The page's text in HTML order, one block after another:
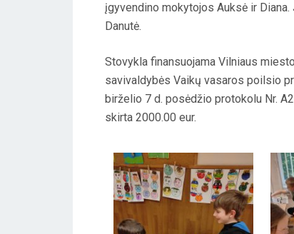
įgyvendino mokytojos Auksė ir
Danutė.
Stovykla finansuojama Vilniaus
savivaldybės Vaikų vasaros poilsio
birželio 7 d. posėdžio protokolu Nr.
skirta 2000.00 eur.